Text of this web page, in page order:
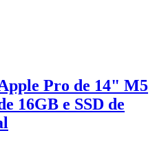
Pro de 14" M5
16GB e SSD de